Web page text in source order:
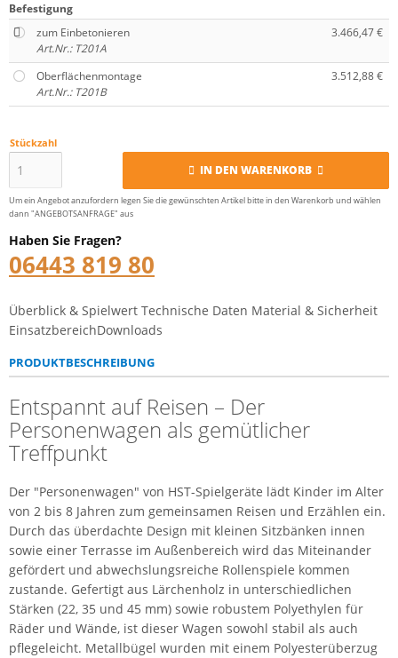
Befestigung
zum Einbetonieren
3.466,47 €
Art.Nr.: T201A
Oberflächenmontage
3.512,88 €
Art.Nr.: T201B
Stückzahl
IN DEN WARENKORB
Um ein Angebot anzufordern legen Sie die gewünschten Artikel bitte in den Warenkorb und wählen
dann "ANGEBOTSANFRAGE" aus
Haben Sie Fragen?
06443 819 80
Überblick & Spielwert Technische Daten Material & Sicherheit
EinsatzbereichDownloads
PRODUKTBESCHREIBUNG
Entspannt auf Reisen – Der
Personenwagen als gemütlicher
Treffpunkt
Der "Personenwagen" von HST-Spielgeräte lädt Kinder im Alter
von 2 bis 8 Jahren zum gemeinsamen Reisen und Erzählen ein.
Durch das überdachte Design mit kleinen Sitzbänken innen
sowie einer Terrasse im Außenbereich wird das Miteinander
gefördert und abwechslungsreiche Rollenspiele kommen
zustande. Gefertigt aus Lärchenholz in unterschiedlichen
Stärken (22, 35 und 45 mm) sowie robustem Polyethylen für
Räder und Wände, ist dieser Wagen sowohl stabil als auch
pflegeleicht. Metallbügel wurden mit einem Polyesterüberzug